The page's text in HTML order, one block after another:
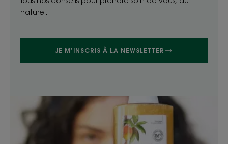
naturel.
JE M’INSCRIS À LA NEWSLETTER